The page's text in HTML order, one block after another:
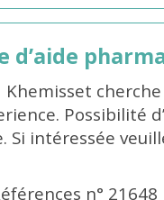
d’aide
Khemisset
Possibilité
Si intéressée
n° 21648